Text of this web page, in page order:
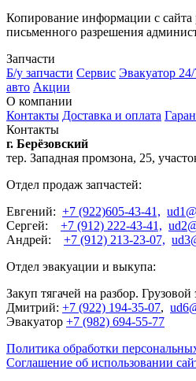
Копирование информации с сайта
письменного разрешения
Запчасти
Б/у запчасти Сервис Эвакуатор
авто Акции
О компании
Контакты Доставка и оплата
Контакты
г. Берёзовский
тер. Западная промзона, 25,
Отдел продаж запчастей:
Евгений: +7 (922)605-43-41,
Сергей: +7 (912) 222-43-41,
Андрей: +7 (912) 213-23-07,
Отдел эвакуации и выкупа:
Закуп тягачей на разбор. Грузовой
Дмитрий: +7 (922) 194-35-07,
Эвакуатор +7 (982) 694-55-77
Политика обработки
Соглашение об использовании